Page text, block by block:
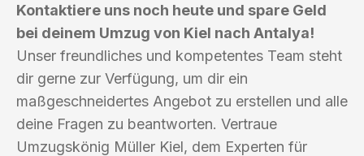
Kontaktiere uns noch heute und spare Geld
bei deinem Umzug von Kiel nach Antalya!
Unser freundliches und kompetentes Team steht
dir gerne zur Verfügung, um dir ein
maßgeschneidertes Angebot zu erstellen und alle
deine Fragen zu beantworten. Vertraue
Umzugskönig Müller Kiel, dem Experten für